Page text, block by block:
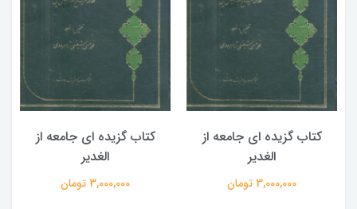
کتاب گزیده ای جامعه از
الغدیر
3,000,000 تومان
کتاب گزیده ای جامعه از
الغدیر
3,000,000 تومان